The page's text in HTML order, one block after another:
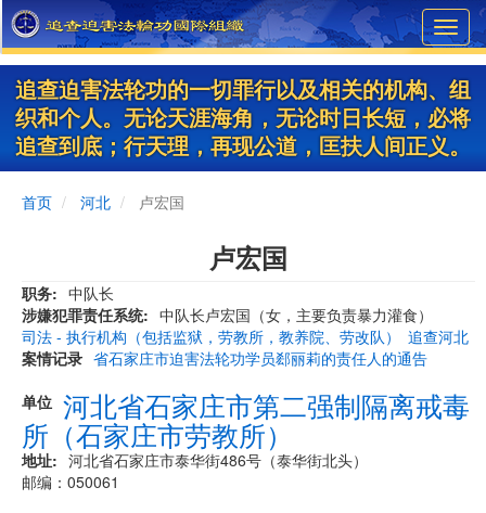
Skip
to
main
content
追查迫害法轮功的一切罪行以及相关的机构、组
织和个人。无论天涯海角，无论时日长短，必将
追查到底；行天理，再现公道，匡扶人间正义。
首页 河北 卢宏国
卢宏国
职务
中队长
涉嫌犯罪责任系统
司法 - 执行机构（包括监狱，劳教所，教养院、劳改队）
中队长卢宏国（女，主要负责暴力灌食）
案情记录
追查河北
省石家庄市迫害法轮功学员郄丽莉的责任人的通告
单位 河北省石家庄市第二强制隔离戒毒
所（石家庄市劳教所）
地址
河北省石家庄市泰华街486号（泰华街北头）
邮编：050061